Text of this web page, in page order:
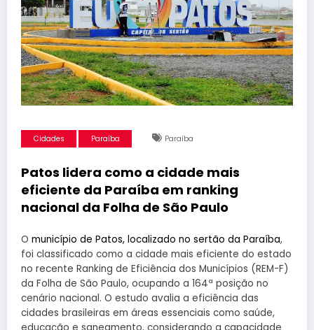
Cidades Paraíba Paraíba
Patos lidera como a cidade mais
eficiente da Paraíba em ranking
nacional da Folha de São Paulo
O município de Patos, localizado no sertão da Paraíba,
foi classificado como a cidade mais eficiente do estado
no recente Ranking de Eficiência dos Municípios (REM-F)
da Folha de São Paulo, ocupando a 164ª posição no
cenário nacional. O estudo avalia a eficiência das
cidades brasileiras em áreas essenciais como saúde,